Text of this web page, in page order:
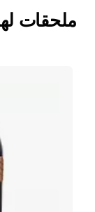
ملحقات